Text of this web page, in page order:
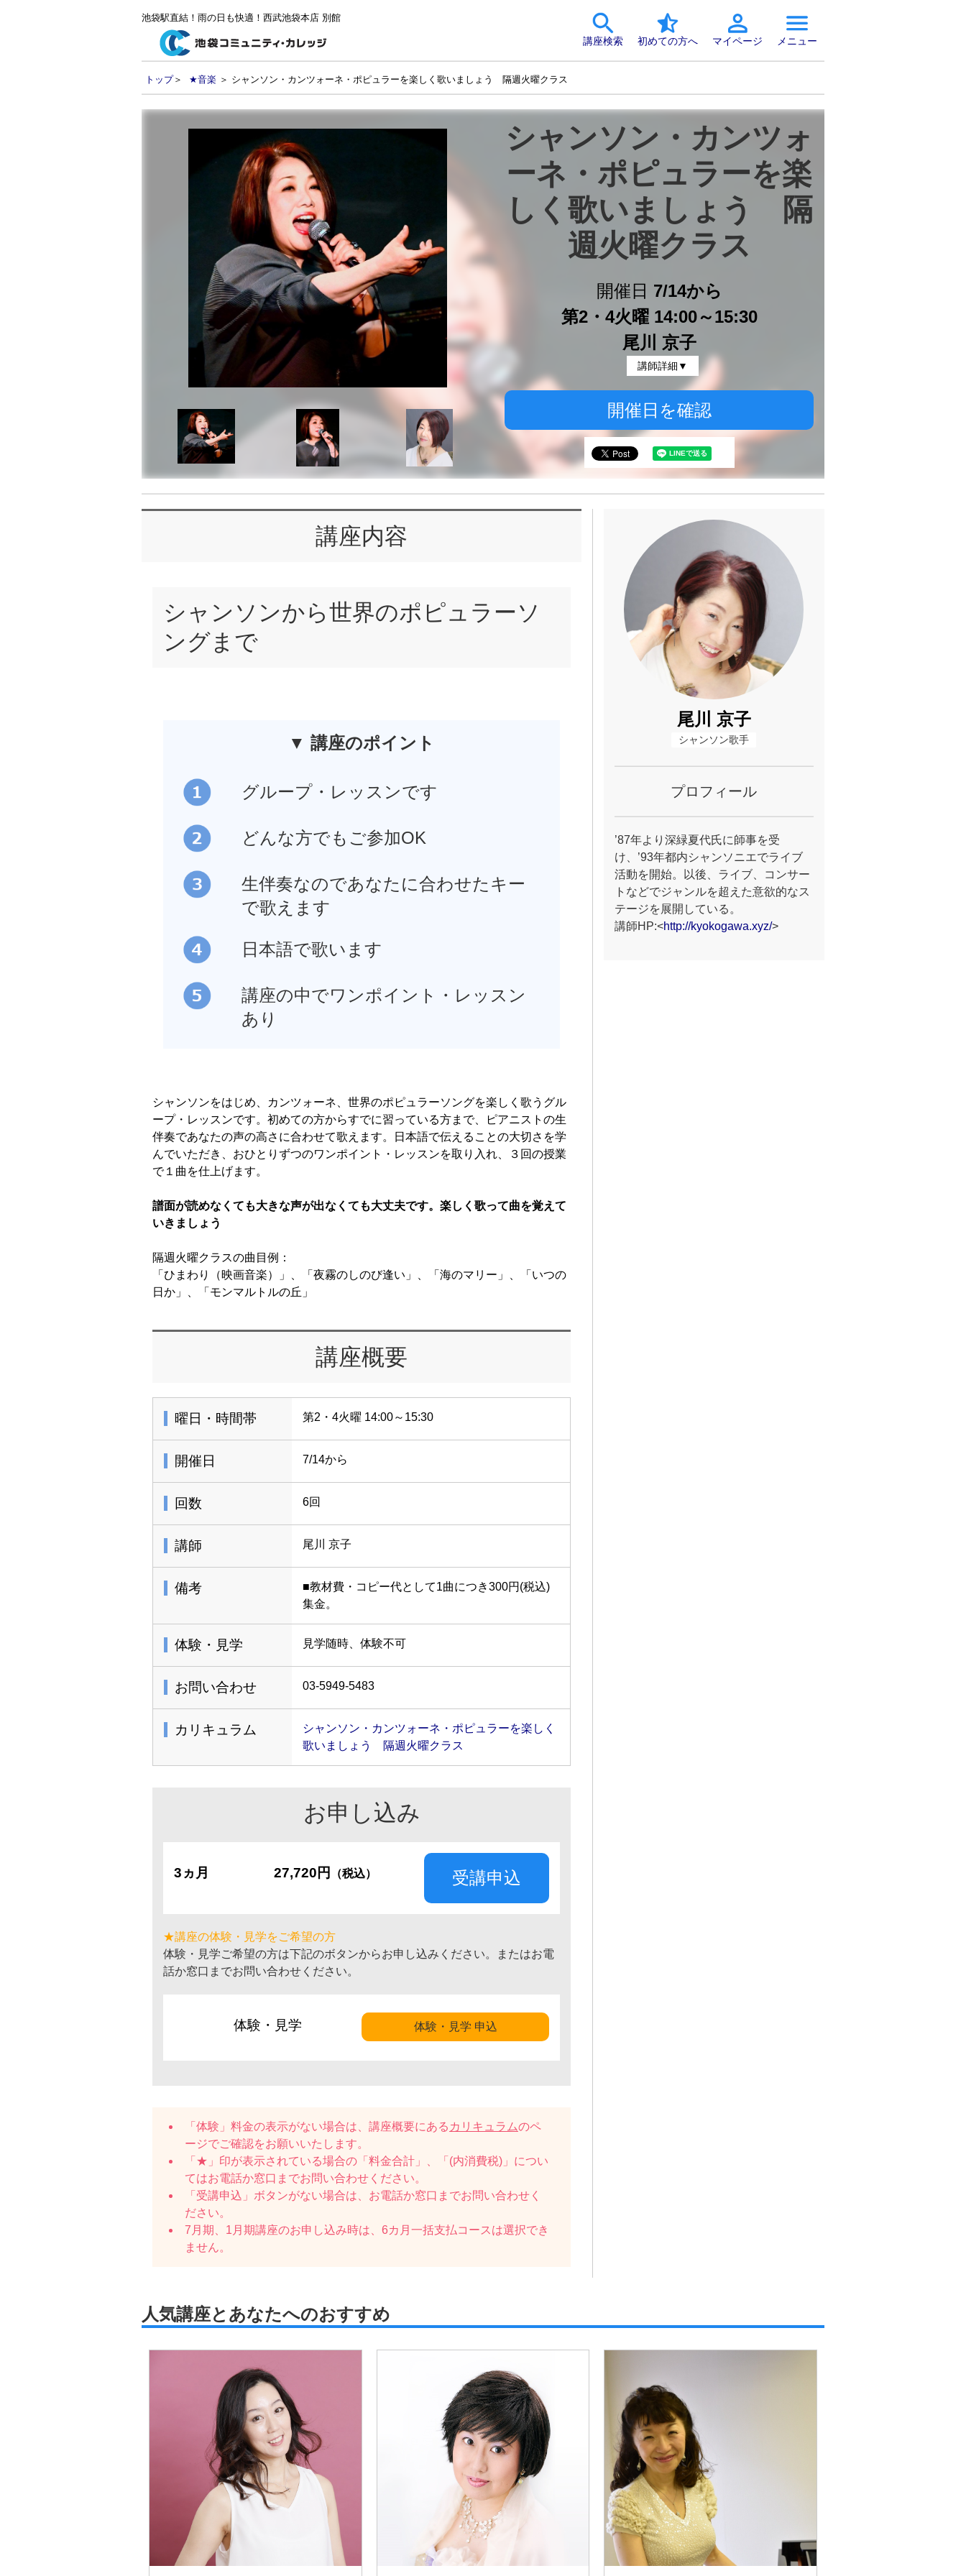
池袋駅直結！雨の日も快適！西武池袋本店 別館
講座検索 初めての方へ マイページ メニュー
トップ＞ ★音楽 ＞ シャンソン・カンツォーネ・ポピュラーを楽しく歌いましょう 隔週火曜クラス
シャンソン・カンツォ
ーネ・ポピュラーを楽
しく歌いましょう　隔
週火曜クラス
開催日 7/14から
第2・4火曜 14:00～15:30
尾川 京子
講師詳細▼
開催日を確認
講座内容
シャンソンから世界のポピュラーソ
ングまで
▼ 講座のポイント
グループ・レッスンです
どんな方でもご参加OK
生伴奏なのであなたに合わせたキー
で歌えます
日本語で歌います
講座の中でワンポイント・レッスン
あり
シャンソンをはじめ、カンツォーネ、世界のポピュラーソングを楽しく歌うグル
ープ・レッスンです。初めての方からすでに習っている方まで、ピアニストの生
伴奏であなたの声の高さに合わせて歌えます。日本語で伝えることの大切さを学
んでいただき、おひとりずつのワンポイント・レッスンを取り入れ、３回の授業
で１曲を仕上げます。
譜面が読めなくても大きな声が出なくても大丈夫です。楽しく歌って曲を覚えて
いきましょう
隔週火曜クラスの曲目例：
「ひまわり（映画音楽）」、「夜霧のしのび逢い」、「海のマリー」、「いつの
日か」、「モンマルトルの丘」
講座概要
曜日・時間帯 第2・4火曜 14:00～15:30
開催日 7/14から
回数 6回
講師 尾川 京子
備考
■教材費・コピー代として1曲につき300円(税込)
集金。
体験・見学 見学随時、体験不可
お問い合わせ 03-5949-5483
カリキュラム
シャンソン・カンツォーネ・ポピュラーを楽しく
歌いましょう 隔週火曜クラス
お申し込み
3ヵ月 27,720円 （税込） 受講申込
★講座の体験・見学をご希望の方
体験・見学ご希望の方は下記のボタンからお申し込みください。またはお電
話か窓口までお問い合わせください。
体験・見学 体験・見学 申込
「体験」料金の表示がない場合は、講座概要にある カリキュラムのペ
ージでご確認をお願いいたします。
「★」印が表示されている場合の「料金合計」、「(内消費税)」につい
てはお電話か窓口までお問い合わせください。
「受講申込」ボタンがない場合は、お電話か窓口までお問い合わせく
ださい。
7月期、1月期講座のお申し込み時は、6カ月一括支払コースは選択でき
ません。
尾川 京子
シャンソン歌手
プロフィール
’87年より深緑夏代氏に師事を受
け、’93年都内シャンソニエでライブ
活動を開始。以後、ライブ、コンサー
トなどでジャンルを超えた意欲的なス
テージを展開している。
講師HP:<http://kyokogawa.xyz/>